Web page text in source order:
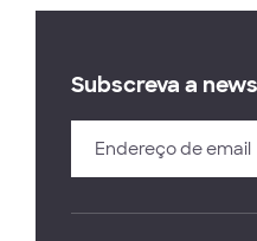
Subscreva a